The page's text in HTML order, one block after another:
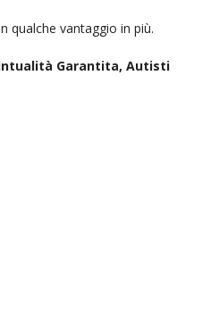
qualche vantaggio in più.
Garantita, Autisti